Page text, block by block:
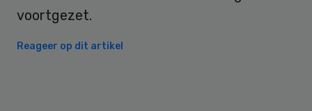
voortgezet.
Reageer op dit artikel